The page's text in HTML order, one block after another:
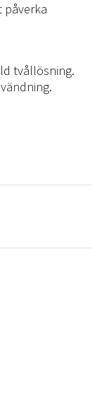
påverka
tvållösning.